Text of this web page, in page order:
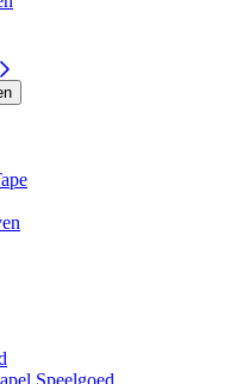
Speelgoed